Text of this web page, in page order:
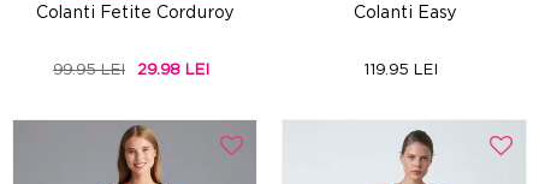
Colanti Fetite Corduroy
99.95 LEI 29.98 LEI
Colanti Easy
119.95 LEI